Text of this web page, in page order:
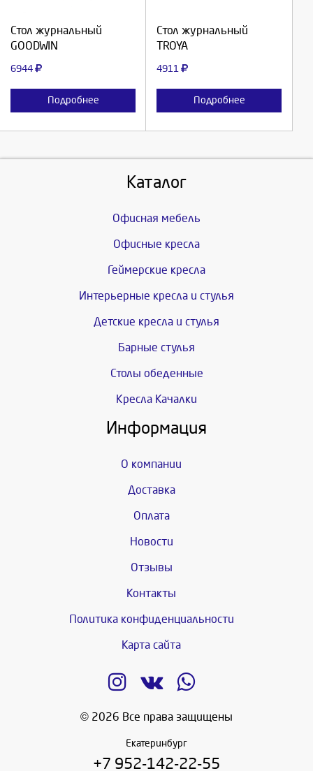
Стол журнальный
GOODWIN
6944
Подробнее
Отмена
Стол журнальный
TROYA
4911
Подробнее
Каталог
Офисная мебель
Офисные кресла
Геймерские кресла
Интерьерные кресла и стулья
Детские кресла и стулья
Барные стулья
Столы обеденные
Кресла Качалки
Информация
О компании
Доставка
Оплата
Новости
Отзывы
Контакты
Политика конфиденциальности
Карта сайта
© 2026 Все права защищены
Екатеринбург
+7 952-142-22-55